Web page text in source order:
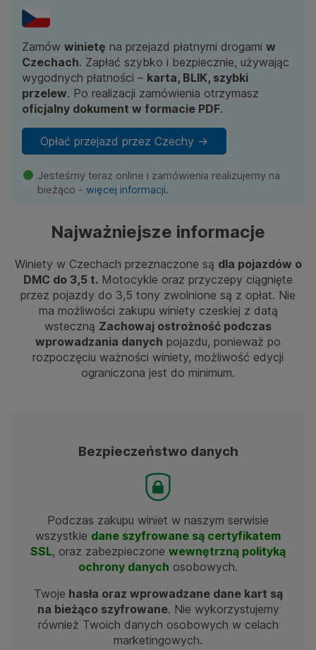
Dla firm
Kontakt
Zamów winietę na przejazd płatnymi drogami w
Czechach. Zapłać szybko i bezpiecznie, używając
wygodnych płatności – karta, BLIK, szybki
przelew. Po realizacji zamówienia otrzymasz
oficjalny dokument w formacie PDF.
Opłać przejazd przez Czechy ->
Jesteśmy teraz online i zamówienia realizujemy na
bieżąco - więcej informacji.
Najważniejsze informacje
Winiety w Czechach przeznaczone są dla pojazdów o
DMC do 3,5 t. Motocykle oraz przyczepy ciągnięte
przez pojazdy do 3,5 tony zwolnione są z opłat. Nie
ma możliwości zakupu winiety czeskiej z datą
wsteczną Zachowaj ostrożność podczas
wprowadzania danych pojazdu, ponieważ po
rozpoczęciu ważności winiety, możliwość edycji
ograniczona jest do minimum.
Bezpieczeństwo danych
Podczas zakupu winiet w naszym serwisie
wszystkie dane szyfrowane są certyfikatem
SSL, oraz zabezpieczone wewnętrzną polityką
ochrony danych osobowych.
Twoje hasła oraz wprowadzane dane kart są
na bieżąco szyfrowane. Nie wykorzystujemy
również Twoich danych osobowych w celach
marketingowych.